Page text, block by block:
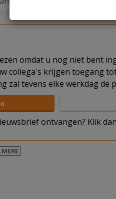
neemt de ruimte later dit
omdat u nog niet bent
collega's krijgen toegang
zal tevens elke werkdag
ontvangen? Klik